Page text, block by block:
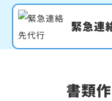
緊急連
書類